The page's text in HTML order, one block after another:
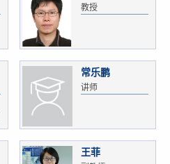
教授
常乐鹏
讲师
王菲